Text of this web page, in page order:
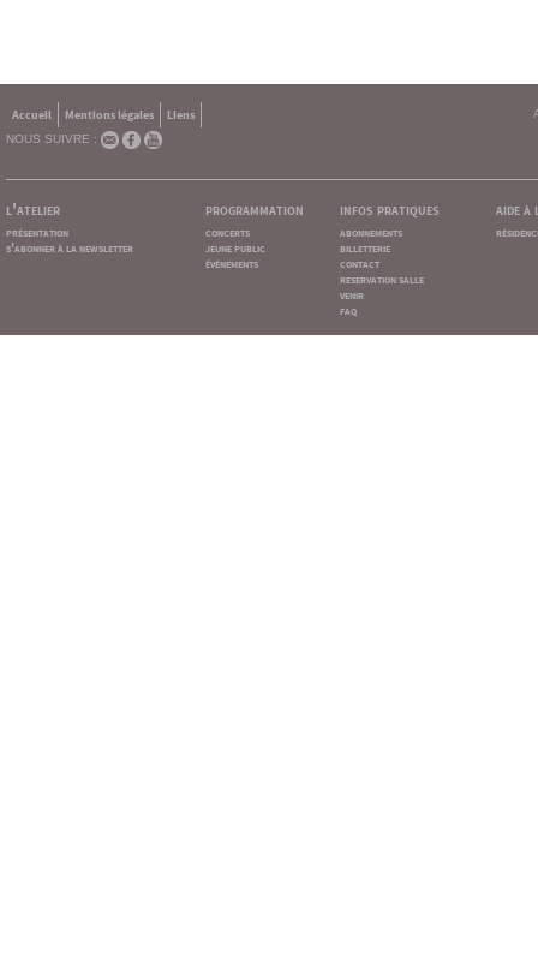
Accueil Mentions légales
Liens
NOUS SUIVRE :
l'atelier
présentation
s'abonner à la newsletter
programmation
concerts
jeune public
événements
infos pratiques
abonnements
billetterie
contact
reservation salle
venir
faq
aide